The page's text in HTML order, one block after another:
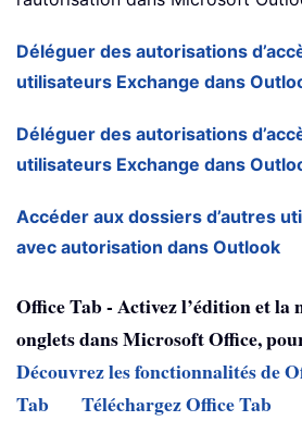
Déléguer des autorisations
utilisateurs Exchange dans
Déléguer des autorisations
utilisateurs Exchange dans
Accéder aux dossiers d’autres
avec autorisation dans Outlook
Office Tab - Activez l’édition et la
onglets dans Microsoft Office,
Découvrez les fonctionnalités de
Tab
Téléchargez Office Tab